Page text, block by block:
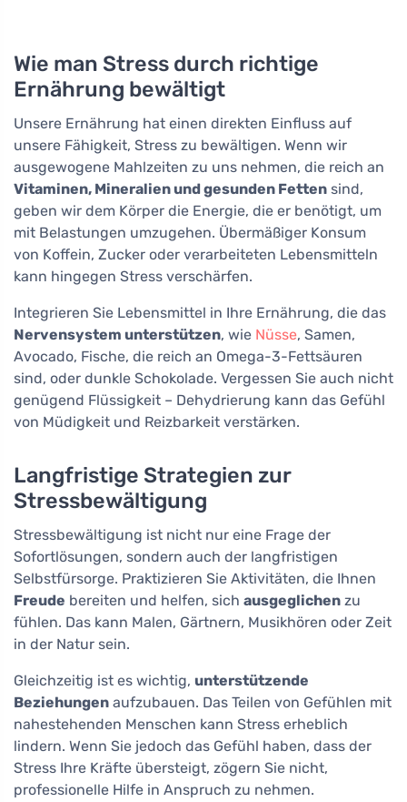
Wie man Stress durch richtige
Ernährung bewältigt
Unsere Ernährung hat einen direkten Einfluss auf
unsere Fähigkeit, Stress zu bewältigen. Wenn wir
ausgewogene Mahlzeiten zu uns nehmen, die reich an
Vitaminen, Mineralien und gesunden Fetten sind,
geben wir dem Körper die Energie, die er benötigt, um
mit Belastungen umzugehen. Übermäßiger Konsum
von Koffein, Zucker oder verarbeiteten Lebensmitteln
kann hingegen Stress verschärfen.
Integrieren Sie Lebensmittel in Ihre Ernährung, die das
Nervensystem unterstützen, wie Nüsse, Samen,
Avocado, Fische, die reich an Omega-3-Fettsäuren
sind, oder dunkle Schokolade. Vergessen Sie auch nicht
genügend Flüssigkeit – Dehydrierung kann das Gefühl
von Müdigkeit und Reizbarkeit verstärken.
Langfristige Strategien zur
Stressbewältigung
Stressbewältigung ist nicht nur eine Frage der
Sofortlösungen, sondern auch der langfristigen
Selbstfürsorge. Praktizieren Sie Aktivitäten, die Ihnen
Freude bereiten und helfen, sich ausgeglichen zu
fühlen. Das kann Malen, Gärtnern, Musikhören oder Zeit
in der Natur sein.
Gleichzeitig ist es wichtig, unterstützende
Beziehungen aufzubauen. Das Teilen von Gefühlen mit
nahestehenden Menschen kann Stress erheblich
lindern. Wenn Sie jedoch das Gefühl haben, dass der
Stress Ihre Kräfte übersteigt, zögern Sie nicht,
professionelle Hilfe in Anspruch zu nehmen.